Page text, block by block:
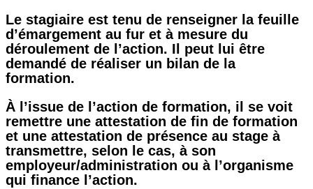
Le stagiaire est tenu de renseigner la feuille
d’émargement au fur et à mesure du
déroulement de l’action. Il peut lui être
demandé de réaliser un bilan de la
formation.
À l’issue de l’action de formation, il se voit
remettre une attestation de fin de formation
et une attestation de présence au stage à
transmettre, selon le cas, à son
employeur/administration ou à l’organisme
qui finance l’action.